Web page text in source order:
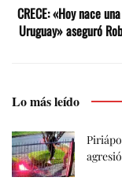
CRECE: «Hoy nace
Uruguay» aseguró
Lo más leído